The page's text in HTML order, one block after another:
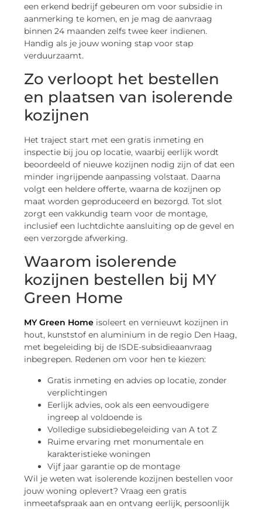
een erkend bedrijf gebeuren om voor subsidie in
aanmerking te komen, en je mag de aanvraag
binnen 24 maanden zelfs twee keer indienen.
Handig als je jouw woning stap voor stap
verduurzaamt.
Zo verloopt het bestellen
en plaatsen van isolerende
kozijnen
Het traject start met een gratis inmeting en
inspectie bij jou op locatie, waarbij eerlijk wordt
beoordeeld of nieuwe kozijnen nodig zijn of dat een
minder ingrijpende aanpassing volstaat. Daarna
volgt een heldere offerte, waarna de kozijnen op
maat worden geproduceerd en bezorgd. Tot slot
zorgt een vakkundig team voor de montage,
inclusief een luchtdichte aansluiting op de gevel en
een verzorgde afwerking.
Waarom isolerende
kozijnen bestellen bij MY
Green Home
MY Green Home isoleert en vernieuwt kozijnen in
hout, kunststof en aluminium in de regio Den Haag,
met begeleiding bij de ISDE-subsidieaanvraag
inbegrepen. Redenen om voor hen te kiezen:
Gratis inmeting en advies op locatie, zonder
verplichtingen
Eerlijk advies, ook als een eenvoudigere
ingreep al voldoende is
Volledige subsidiebegeleiding van A tot Z
Ruime ervaring met monumentale en
karakteristieke woningen
Vijf jaar garantie op de montage
Wil je weten wat isolerende kozijnen bestellen voor
jouw woning oplevert? Vraag een gratis
inmeetafspraak aan en ontvang eerlijk, persoonlijk